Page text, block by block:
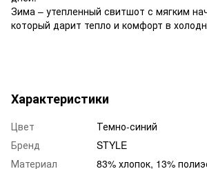
Зима – утепленный свитшот с мягким
который дарит тепло и комфорт в
Характеристики
Цвет
Темно-синий
Бренд
STYLE
Материал
83% хлопок, 13%